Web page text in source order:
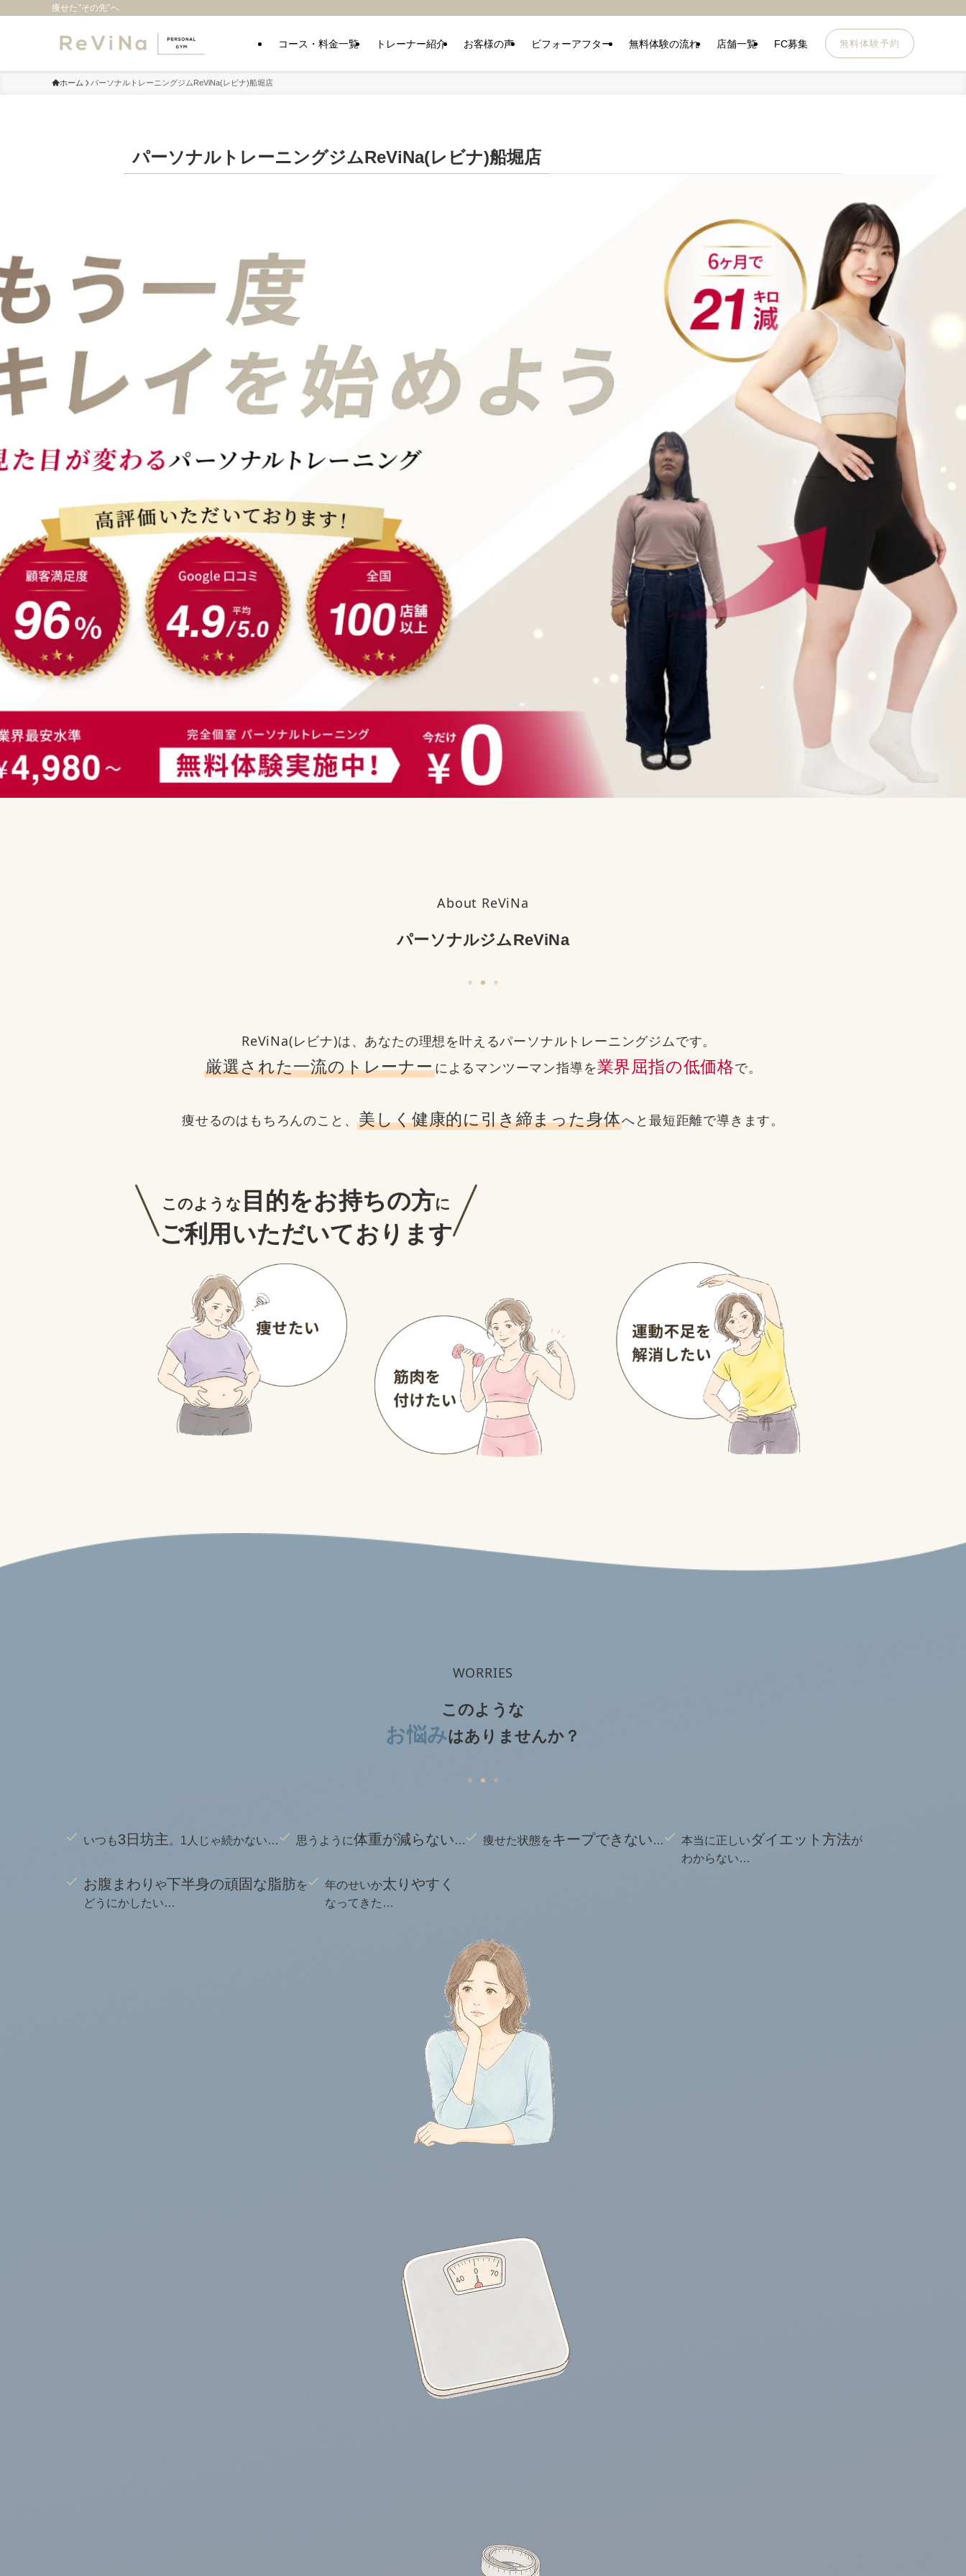
痩せた”その先”へ
コース・料金一覧 トレーナー紹介 お客様の声 ビフォーアフター 無料体験の流れ 店舗一覧 FC募集 無料体験予約
ホーム パーソナルトレーニングジムReViNa(レビナ)船堀店
パーソナルトレーニングジムReViNa(レビナ)船堀店
About ReViNa
パーソナルジムReViNa
ReViNa(レビナ)は、あなたの理想を叶えるパーソナルトレーニングジムです。
厳選された一流のトレーナーによるマンツーマン指導を業界屈指の低価格で。
痩せるのはもちろんのこと、美しく健康的に引き締まった身体へと 最短距離で導きます。
このような 目的をお持ちの方に
ご利用いただいております
運動不足を解消したい
WORRIES
このような
お悩みはありませんか？
いつも3日坊主 。1人じゃ続かない… 思うように体重が減らない… 痩せた状態を キープできない… 本当に正しいダイエット方法が
わからない…
お腹まわり や下半身の頑固な脂肪を
どうにかしたい…
年のせいか太りやすく
なってきた…